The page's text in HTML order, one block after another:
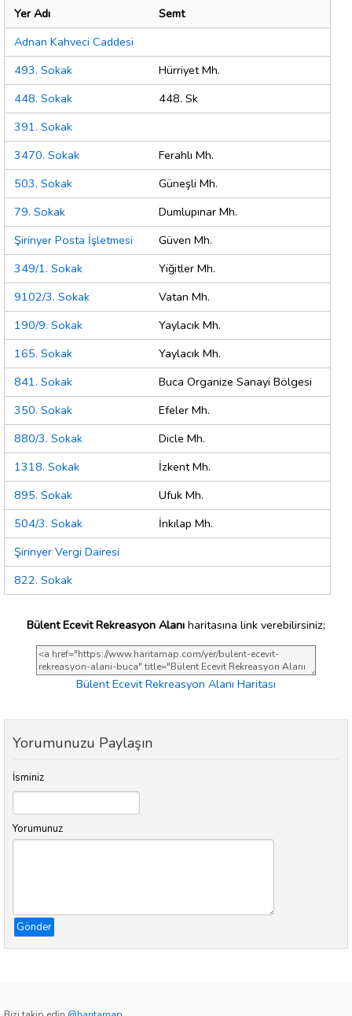
Yer Adı
Semt
Adnan Kahveci Caddesi
493. Sokak
Hürriyet Mh.
448. Sokak
448. Sk
391. Sokak
3470. Sokak
Ferahlı Mh.
503. Sokak
Güneşli Mh.
79. Sokak
Dumlupınar Mh.
Şirinyer Posta İşletmesi
Güven Mh.
349/1. Sokak
Yiğitler Mh.
9102/3. Sokak
Vatan Mh.
190/9. Sokak
Yaylacık Mh.
165. Sokak
Yaylacık Mh.
841. Sokak
Buca Organize Sanayi Bölgesi
350. Sokak
Efeler Mh.
880/3. Sokak
Dicle Mh.
1318. Sokak
İzkent Mh.
895. Sokak
Ufuk Mh.
504/3. Sokak
İnkılap Mh.
Şirinyer Vergi Dairesi
822. Sokak
Bülent Ecevit Rekreasyon Alanı haritasına link verebilirsiniz;
Bülent Ecevit Rekreasyon Alanı Haritası
Yorumunuzu Paylaşın
İsminiz
Yorumunuz
Gönder